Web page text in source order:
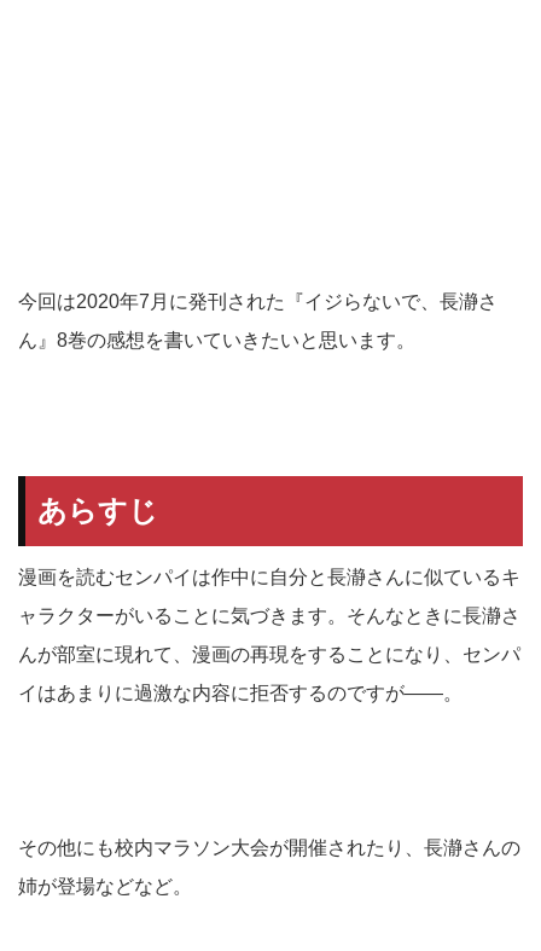
今回は2020年7月に発刊された『イジらないで、長瀞さ
ん』8巻の感想を書いていきたいと思います。
あらすじ
漫画を読むセンパイは作中に自分と長瀞さんに似ているキ
ャラクターがいることに気づきます。そんなときに長瀞さ
んが部室に現れて、漫画の再現をすることになり、センパ
イはあまりに過激な内容に拒否するのですが——。
その他にも校内マラソン大会が開催されたり、長瀞さんの
姉が登場などなど。